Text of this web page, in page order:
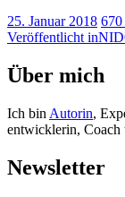
Veröffentlicht
am
25. Januar 2018
Veröffentlicht in
Über mich
Ich bin Autorin,
entwicklerin, Coach
Newsletter